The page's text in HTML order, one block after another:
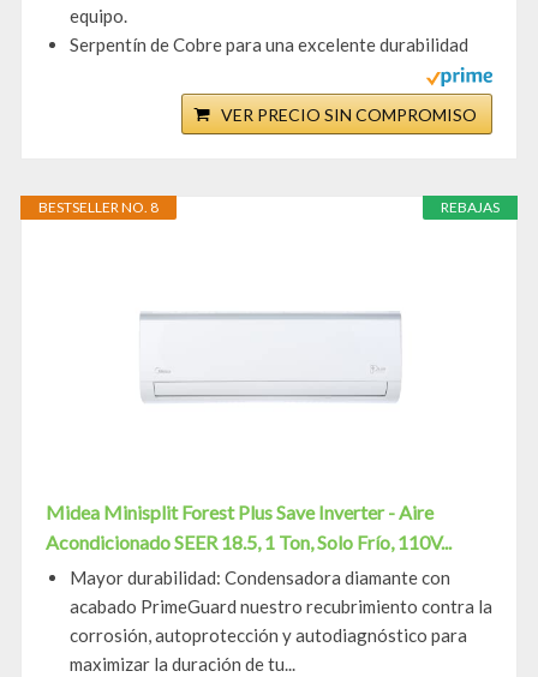
equipo.
Serpentín de Cobre para una excelente durabilidad
VER PRECIO SIN COMPROMISO
REBAJAS
BESTSELLER NO. 8
Midea Minisplit Forest Plus Save Inverter - Aire
Acondicionado SEER 18.5, 1 Ton, Solo Frío, 110V...
Mayor durabilidad: Condensadora diamante con
acabado PrimeGuard nuestro recubrimiento contra la
corrosión, autoprotección y autodiagnóstico para
maximizar la duración de tu...